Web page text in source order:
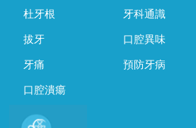
杜牙根
拔牙
牙痛
口腔潰瘍
牙科通識
口腔異味
預防牙病